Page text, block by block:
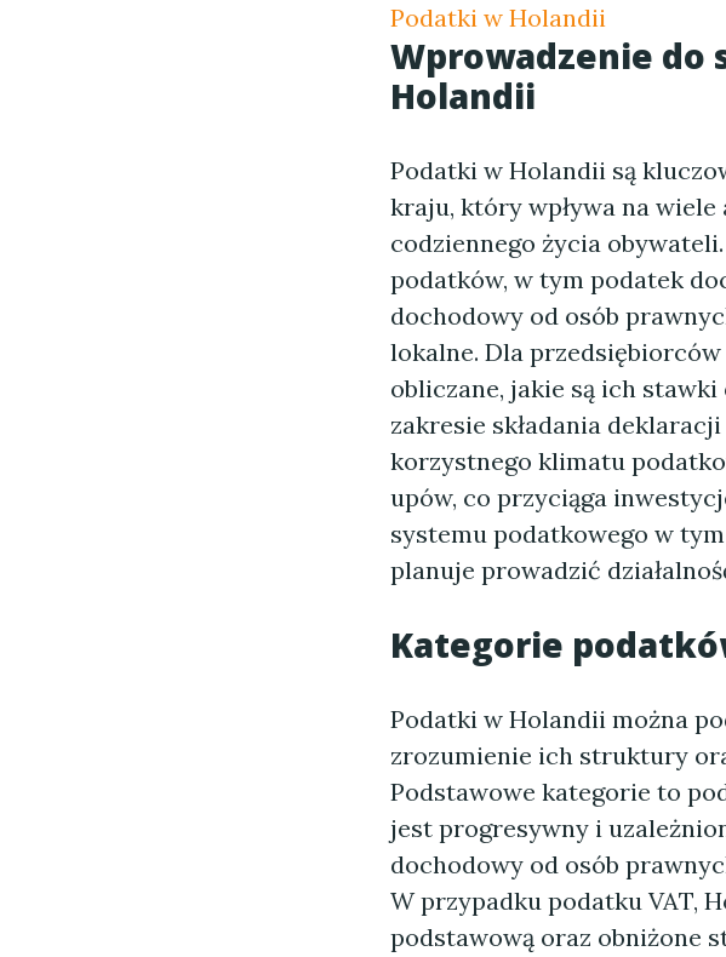
Podatki w Holandii
Wprowadzenie do
Holandii
Podatki w Holandii są
kraju, który wpływa na
codziennego życia
podatków, w tym podatek
dochodowy od osób
lokalne. Dla
obliczane, jakie są ich
zakresie składania
korzystnego klimatu
upów, co przyciąga
systemu podatkowego w
planuje prowadzić
Kategorie
Podatki w Holandii można
zrozumienie ich struktury
Podstawowe kategorie to
jest progresywny i
dochodowy od osób
W przypadku podatku VAT,
podstawową oraz obniżone